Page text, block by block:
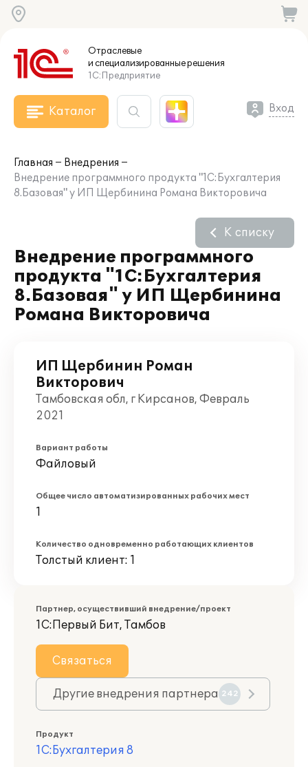
Отраслевые
и специализированныерешения
1С:Предприятие
Каталог Вход
Главная
Внедрения
Внедрение программного продукта "1С:Бухгалтерия
8.Базовая" у ИП Щербинина Романа Викторовича
Внедрение программного
продукта "1С:Бухгалтерия
8.Базовая" у ИП Щербинина
Романа Викторовича
К списку
ИП Щербинин Роман
Викторович
Тамбовская обл, г Кирсанов, Февраль
2021
Вариант работы
Файловый
Общее число автоматизированных рабочих мест
1
Количество одновременно работающих клиентов
Толстый клиент: 1
Партнер, осуществивший внедрение/проект
1С:Первый Бит, Тамбов
Связаться
Другие внедрения партнера 242
Продукт
1С:Бухгалтерия 8